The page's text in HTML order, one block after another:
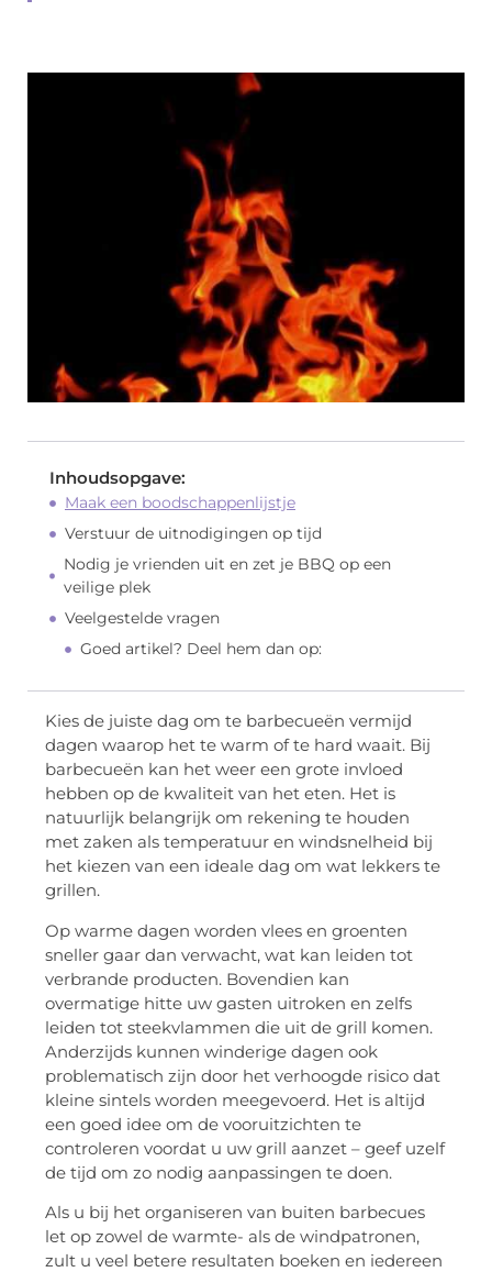
Inhoudsopgave:
Maak een boodschappenlijstje
Verstuur de uitnodigingen op tijd
Nodig je vrienden uit en zet je BBQ op een
veilige plek
Veelgestelde vragen
Goed artikel? Deel hem dan op:
Kies de juiste dag om te barbecueën vermijd
dagen waarop het te warm of te hard waait. Bij
barbecueën kan het weer een grote invloed
hebben op de kwaliteit van het eten. Het is
natuurlijk belangrijk om rekening te houden
met zaken als temperatuur en windsnelheid bij
het kiezen van een ideale dag om wat lekkers te
grillen.
Op warme dagen worden vlees en groenten
sneller gaar dan verwacht, wat kan leiden tot
verbrande producten. Bovendien kan
overmatige hitte uw gasten uitroken en zelfs
leiden tot steekvlammen die uit de grill komen.
Anderzijds kunnen winderige dagen ook
problematisch zijn door het verhoogde risico dat
kleine sintels worden meegevoerd. Het is altijd
een goed idee om de vooruitzichten te
controleren voordat u uw grill aanzet – geef uzelf
de tijd om zo nodig aanpassingen te doen.
Als u bij het organiseren van buiten barbecues
let op zowel de warmte- als de windpatronen,
zult u veel betere resultaten boeken en iedereen